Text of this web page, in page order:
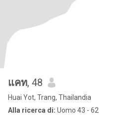
แคท, 48
Huai Yot, Trang, Thailandia
Alla ricerca di: Uomo 43 - 62